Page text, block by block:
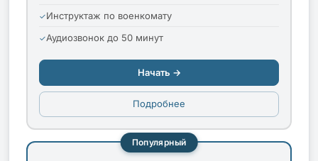
Инструктаж по военкомату
Аудиозвонок до 50 минут
Начать →
Подробнее
Популярный